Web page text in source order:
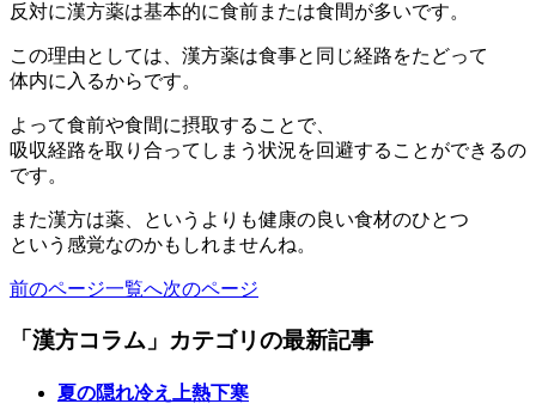
反対に漢方薬は基本的に食前または食間が多いです。
この理由としては、漢方薬は食事と同じ経路をたどって
体内に入るからです。
よって食前や食間に摂取することで、
吸収経路を取り合ってしまう状況を回避することができるの
です。
また漢方は薬、というよりも健康の良い食材のひとつ
という感覚なのかもしれませんね。
前のページ一覧へ次のページ
「漢方コラム」カテゴリの最新記事
夏の隠れ冷え上熱下寒